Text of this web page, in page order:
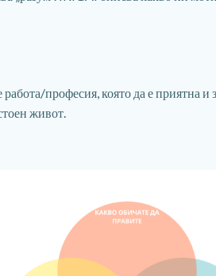
професия, която да е приятна и
живот.